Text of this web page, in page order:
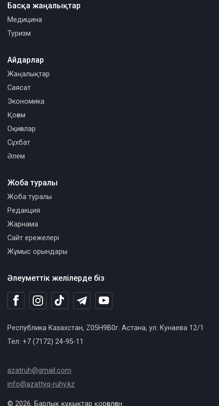
Басқа жаңалықтар
Медицина
Туризм
Әлеуметтік желілерде біз
Республика Казахстан, Z05H9B0г. Астана, ул. Кунаева 12/1
Тел: +7 (7172) 24-95-11
azatruh@gmail.com
info@azattyq-ruhy.kz
Айдарлар
Жаңалықтар
Саясат
Экономика
Қоғам
Оқиғалар
Сұхбат
Әлем
Жоба туралы
Жоба туралы
Редакция
Жарнама
Сайт ережелері
Жұмыс орындары
© 2026. Барлық құқықтар қорғалған.